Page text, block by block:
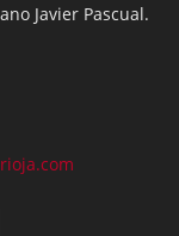
Javier Pascual.